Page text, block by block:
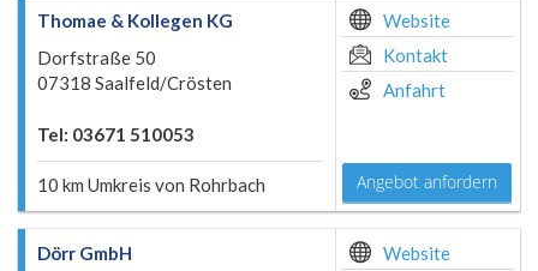
Thomae & Kollegen KG
Dorfstraße 50
07318 Saalfeld/Crösten
Tel: 03671 510053
10 km Umkreis von Rohrbach
Website
Kontakt
Anfahrt
Angebot anfordern
Dörr GmbH
Website